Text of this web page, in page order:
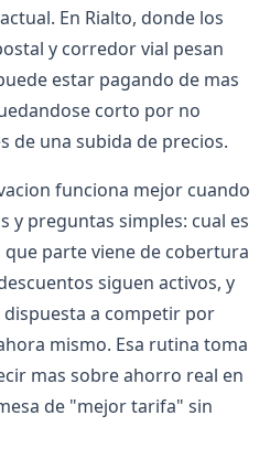
En Rialto, donde los
y corredor vial pesan
estar pagando de mas
corto por no
de una subida de precios.
funciona mejor cuando
y preguntas simples: cual es
parte viene de cobertura
siguen activos, y
a competir por
mismo. Esa rutina toma
mas sobre ahorro real en
de "mejor tarifa" sin